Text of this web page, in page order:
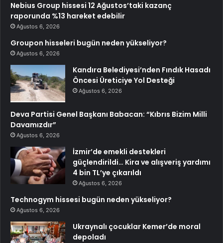
Nebius Group hissesi 12 Ağustos’taki kazanç
raporunda %13 hareket edebilir
Ağustos 6, 2026
Groupon hisseleri bugün neden yükseliyor?
Ağustos 6, 2026
Kandıra Belediyesi’nden Fındık Hasadı
Öncesi Üreticiye Yol Desteği
Ağustos 6, 2026
Deva Partisi Genel Başkanı Babacan: “Kıbrıs Bizim Milli
Davamızdır”
Ağustos 6, 2026
İzmir’de emekli destekleri
güçlendirildi… Kira ve alışveriş yardımı
4 bin TL’ye çıkarıldı
Ağustos 6, 2026
Technogym hissesi bugün neden yükseliyor?
Ağustos 6, 2026
Ukraynalı çocuklar Kemer’de moral
depoladı